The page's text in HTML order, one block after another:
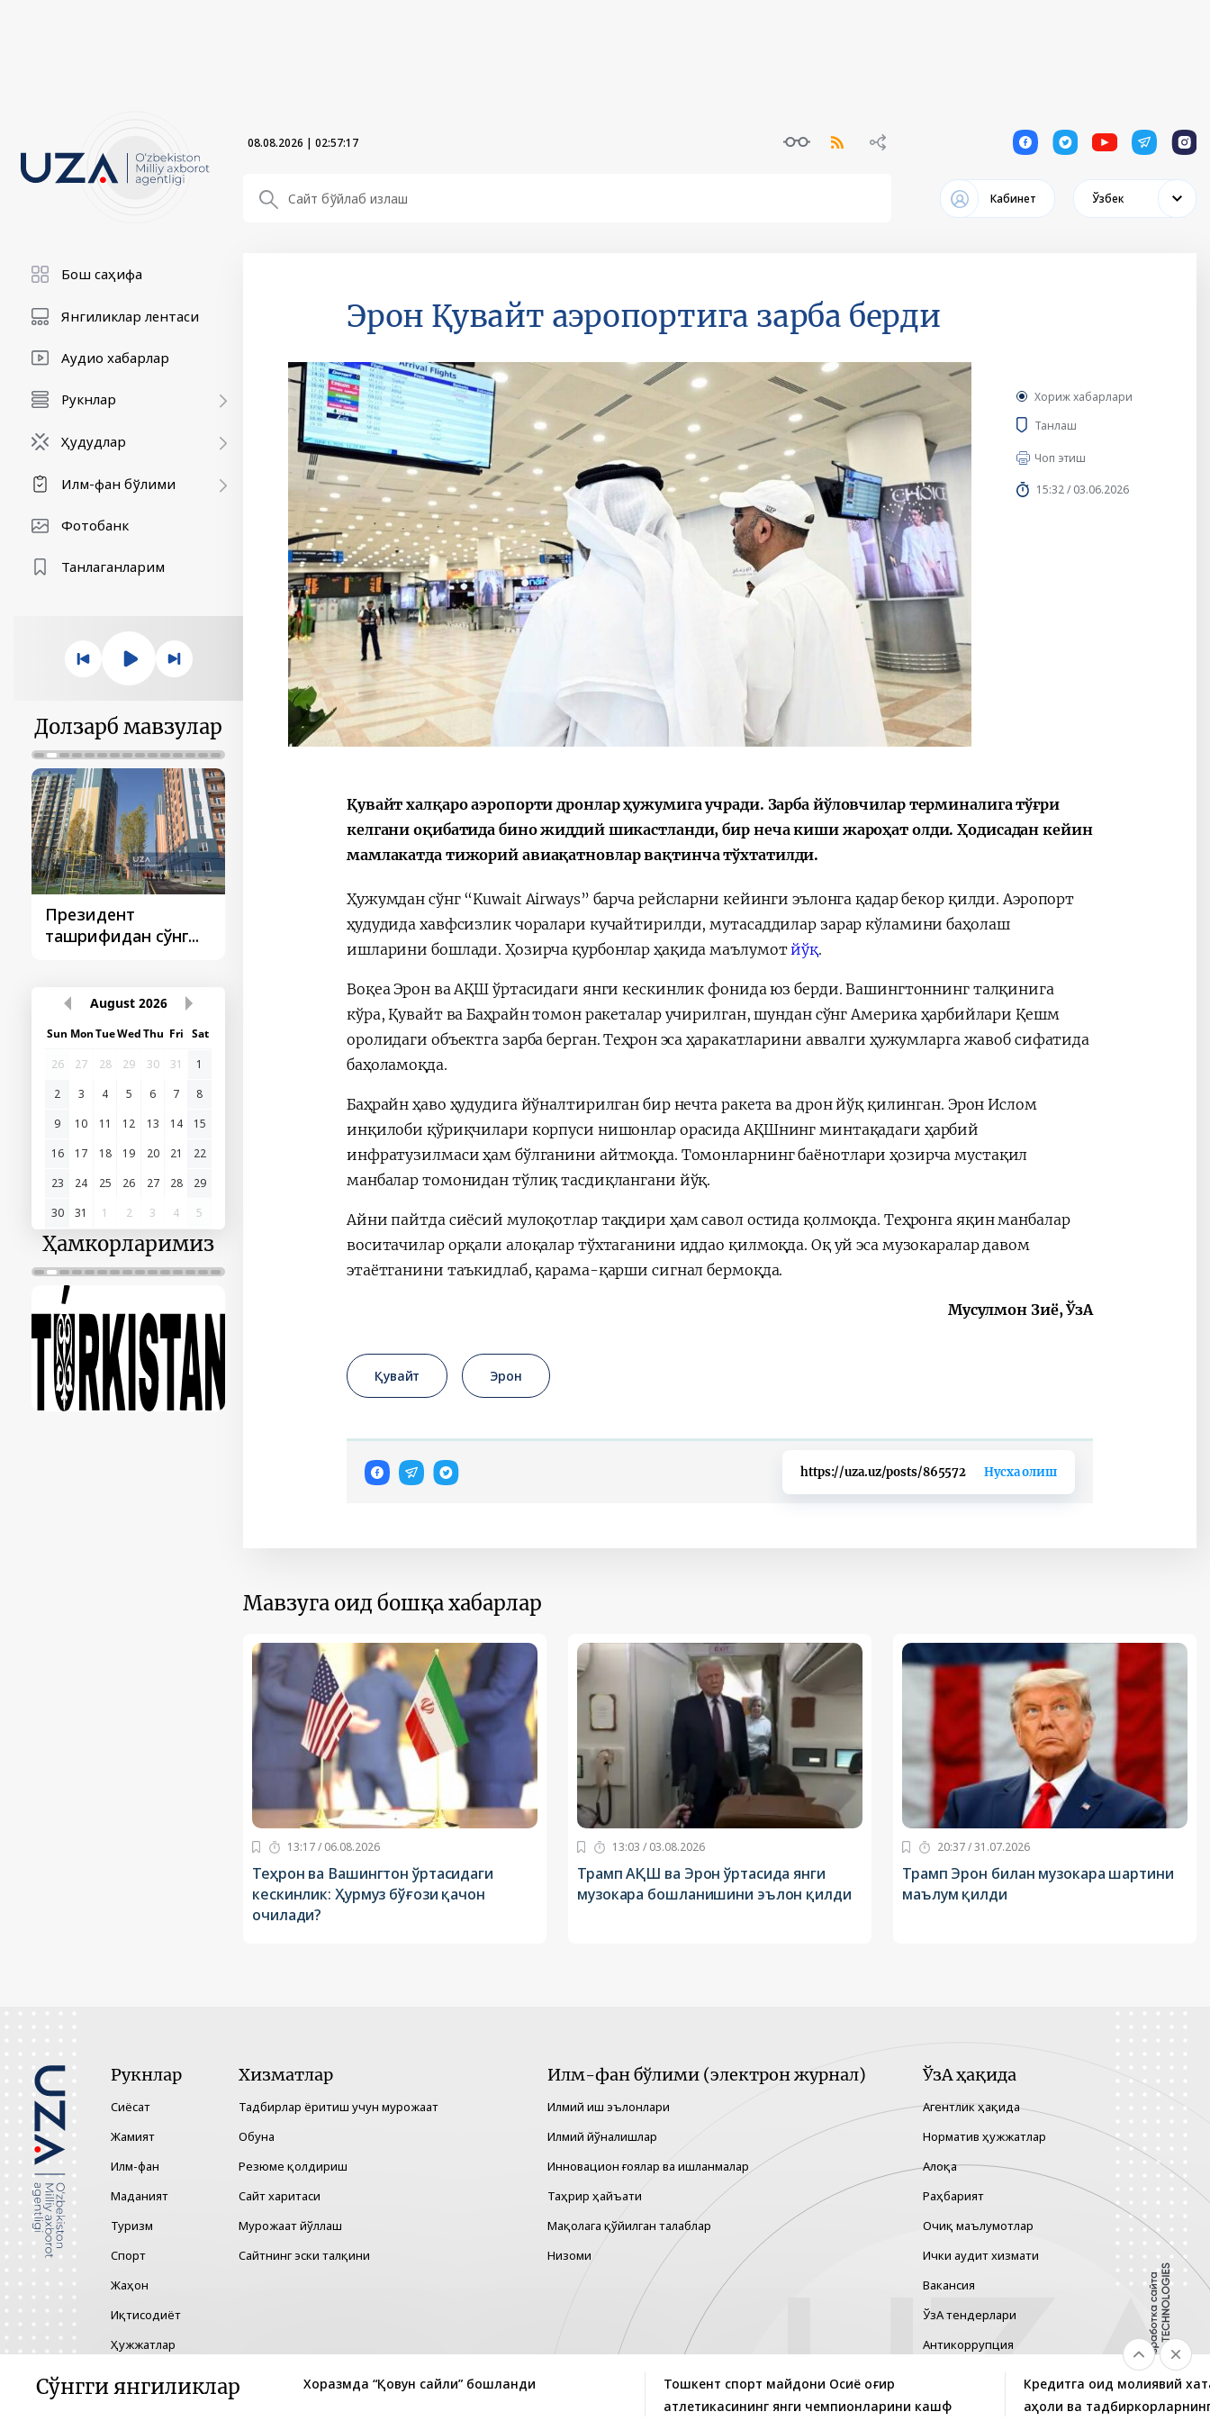
08.08.2026 | 02:57:18 1 1 1 1 1
Кабинет Ўзбек
Бош саҳифа
Янгиликлар лентаси
Аудио хабарлар
Рукнлар
Ҳудудлар
Илм-фан бўлими
Фотобанк
Танлаганларим
Долзарб мавзулар
Президент
ташрифидан сўнг...
ташрифлари
Қарор ва ижро
“Ўзбекистон – 2030”
стратегияси
Президент Шавкат
Мирзиёев
видеоселектор
йиғилишлари
August 2026
Sun MonTueWedThu Fri Sat
26
27 28 29 30 31
1
2
3 4 5 6 7
8
9
10 11 12 13 14
15
16
17 18 19 20 21
22
23
24 25 26 27 28
29
30
31 1 2 3 4 5
Ҳамкорларимиз
Эрон Қувайт аэропортига зарба берди
Хориж хабарлари
Танлаш
Чоп этиш
15:32 / 03.06.2026
Қувайт халқаро аэропорти дронлар ҳужумига учради. Зарба йўловчилар терминалига тўғри
келгани оқибатида бино жиддий шикастланди, бир неча киши жароҳат олди. Ҳодисадан кейин
мамлакатда тижорий авиақатновлар вақтинча тўхтатилди.
Ҳужумдан сўнг “Kuwait Airways” барча рейсларни кейинги эълонга қадар бекор қилди. Аэропорт
ҳудудида хавфсизлик чоралари кучайтирилди, мутасаддилар зарар кўламини баҳолаш
ишларини бошлади. Ҳозирча қурбонлар ҳақида маълумотйўқ.
Воқеа Эрон ва АҚШ ўртасидаги янги кескинлик фонида юз берди. Вашингтоннинг талқинига
кўра, Қувайт ва Баҳрайн томон ракеталар учирилган, шундан сўнг Америка ҳарбийлари Қешм
оролидаги объектга зарба берган. Теҳрон эса ҳаракатларини аввалги ҳужумларга жавоб сифатида
баҳоламоқда.
Баҳрайн ҳаво ҳудудига йўналтирилган бир нечта ракета ва дрон йўқ қилинган. Эрон Ислом
инқилоби қўриқчилари корпуси нишонлар орасида АҚШнинг минтақадаги ҳарбий
инфратузилмаси ҳам бўлганини айтмоқда. Томонларнинг баёнотлари ҳозирча мустақил
манбалар томонидан тўлиқ тасдиқлангани йўқ.
Айни пайтда сиёсий мулоқотлар тақдири ҳам савол остида қолмоқда. Теҳронга яқин манбалар
воситачилар орқали алоқалар тўхтаганини иддао қилмоқда. Оқ уй эса музокаралар давом
этаётганини таъкидлаб, қарама-қарши сигнал бермоқда.
Мусулмон Зиё, ЎзА
Қувайт Эрон
https://uza.uz/posts/865572 Нусха олиш
Мавзуга оид бошқа хабарлар
13:17 / 06.08.2026
Теҳрон ва Вашингтон ўртасидаги
кескинлик: Ҳурмуз бўғози қачон
очилади?
13:03 / 03.08.2026
Трамп АҚШ ва Эрон ўртасида янги
музокара бошланишини эълон қилди
20:37 / 31.07.2026
Трамп Эрон билан музокара шартини
маълум қилди
Сўнгги янгиликлар Хоразмда “Қовун сайли” бошланди
Тошкент спорт майдони Осиё оғир
атлетикасининг янги чемпионларини кашф
Кредитга оид молиявий
аҳоли ва
Рукнлар
Сиёсат
Жамият
Илм-фан
Маданият
Туризм
Спорт
Жаҳон
Иқтисодиёт
Ҳужжатлар
Хизматлар
Тадбирлар ёритиш учун мурожаат
Обуна
Резюме қолдириш
Сайт харитаси
Мурожаат йўллаш
Сайтнинг эски талқини
Илм-фан бўлими (электрон журнал)
Илмий иш эълонлари
Илмий йўналишлар
Инновацион ғоялар ва ишланмалар
Таҳрир ҳайъати
Мақолага қўйилган талаблар
Низоми
ЎзА ҳақида
Агентлик ҳақида
Норматив ҳужжатлар
Алоқа
Раҳбарият
Очиқ маълумотлар
Ички аудит хизмати
Вакансия
ЎзА тендерлари
Антикоррупция
Гендер тенглик
Хавфларни бошқариш